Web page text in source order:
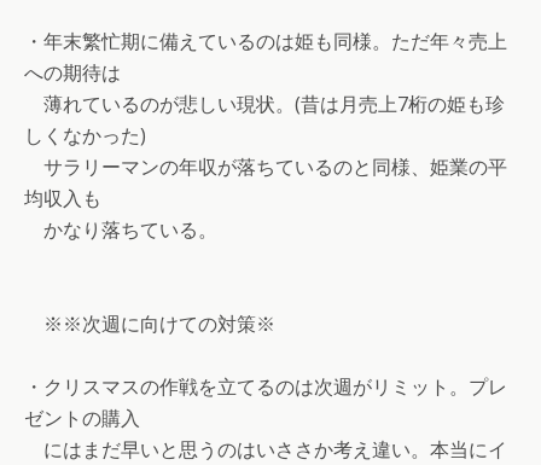
・年末繁忙期に備えているのは姫も同様。ただ年々売上
への期待は
薄れているのが悲しい現状。(昔は月売上7桁の姫も珍
しくなかった)
サラリーマンの年収が落ちているのと同様、姫業の平
均収入も
かなり落ちている。
※※次週に向けての対策※
・クリスマスの作戦を立てるのは次週がリミット。プレ
ゼントの購入
にはまだ早いと思うのはいささか考え違い。本当にイ